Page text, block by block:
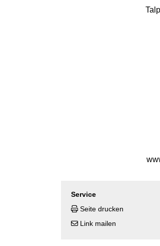
Service
Seite drucken
Link mailen